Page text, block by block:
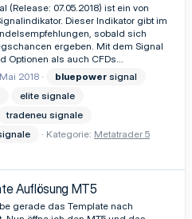
(Release: 07.05.2018) ist ein von
Dieser Indikator gibt im
sobald sich
ergeben. Mit dem Signal
als auch CFDs...
2018 bluepower signal
elite signale
tradeneu signale
Kategorie: Metatrader 5
Auflösung MT5
gerade das Template nach